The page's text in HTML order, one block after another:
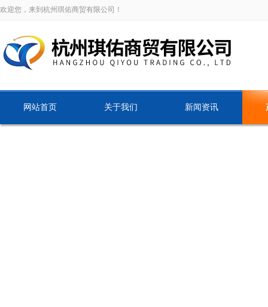
欢迎您，来到杭州琪佑商贸有限公司！
网站首页 关于我们 新闻资讯